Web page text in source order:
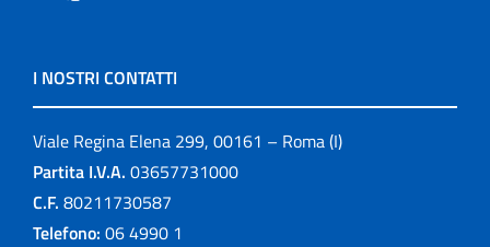
I NOSTRI CONTATTI
Viale Regina Elena 299, 00161 – Roma (I)
Partita I.V.A. 03657731000
C.F. 80211730587
Telefono: 06 4990 1